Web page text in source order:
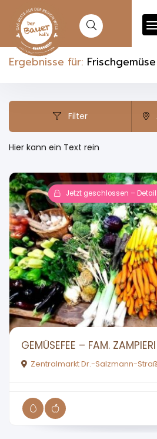
Ergebnisse für: Frischgemüse
Filter
Hier kann ein Text rein
Jetzt geschlossen –
GEMÜSEFEE – FAM. ZAMPIERI
Zentralmarkt Dr.-Salzmann-